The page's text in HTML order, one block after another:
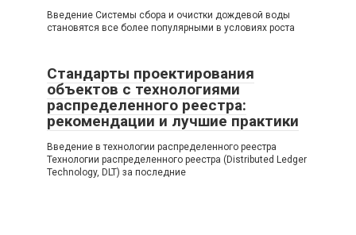
Введение Системы сбора и очистки дождевой воды
становятся все более популярными в условиях роста
Стандарты проектирования
объектов с технологиями
распределенного реестра:
рекомендации и лучшие практики
Введение в технологии распределенного реестра
Технологии распределенного реестра (Distributed Ledger
Technology, DLT) за последние